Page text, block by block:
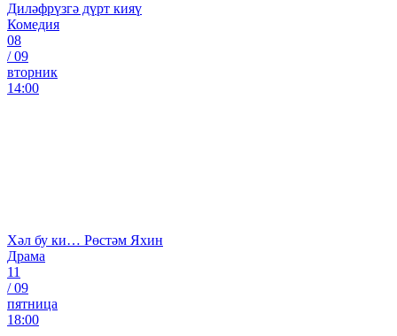
Диләфрүзгә дүрт кияү
Комедия
08
/09
вторник
14:00
Хәл бу ки… Рөстәм Яхин
Драма
11
/09
пятница
18:00